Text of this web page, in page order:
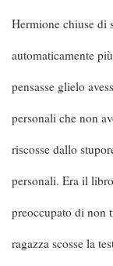
Hermione chiuse di
automaticamente
pensasse glielo
personali che non
riscosse dallo
personali. Era il
preoccupato di non
ragazza scosse la